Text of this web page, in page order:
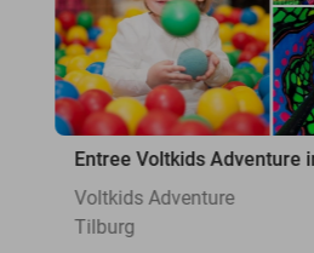
Entree Voltkids Adventure
Voltkids Adventure
Tilburg